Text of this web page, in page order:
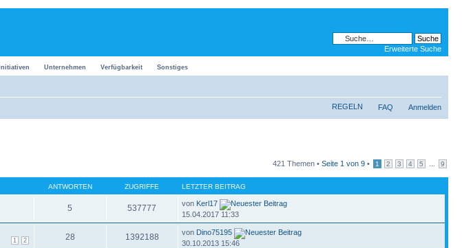
Erweiterte Suche
Initiativen Unternehmen Verfügbarkeit Sonstiges
REGELN FAQ Anmelden
421 Themen • Seite 1 von 9 • 1 2 3 4 5 9
ANTWORTEN ZUGRIFFE LETZTER BEITRAG
5 537777 von Kerl17
15.04.2017 11:33
1 2 28 1392188 von Dino75195
30.10.2013 15:46